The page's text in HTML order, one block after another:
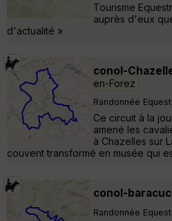
Tourisme
auprès d'eux
d'actualité »
conol-
en-Forez
Randonnée
Ce circuit à la
amené les
à Chazelles sur
couvent transformé en musée qui
conol-
Randonnée